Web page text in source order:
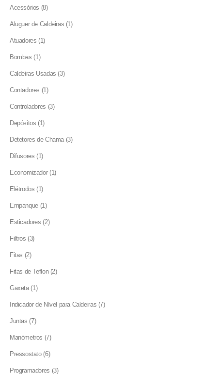
Acessórios 88
Aluguer de Caldeiras 11
Atuadores 11
Bombas 11
Caldeiras Usadas 33
Contadores 11
Controladores 33
Depósitos 11
Detetores de Chama 33
Difusores 11
Economizador 11
Elétrodos 11
Empanque 11
Esticadores 22
Filtros 33
Fitas 22
Fitas de Teflon 22
Gaxeta 11
Indicador de Nível para Caldeiras 77
Juntas 77
Manómetros 77
Pressostato 66
Programadores 33